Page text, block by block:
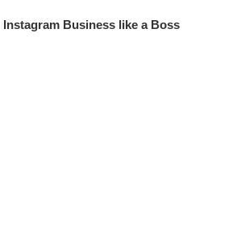
Instagram Business like a Boss